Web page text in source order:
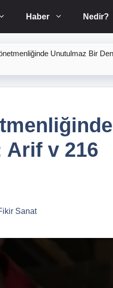
Haber Nedir?
Unutulmaz Bir
Arif v 216
Sanat